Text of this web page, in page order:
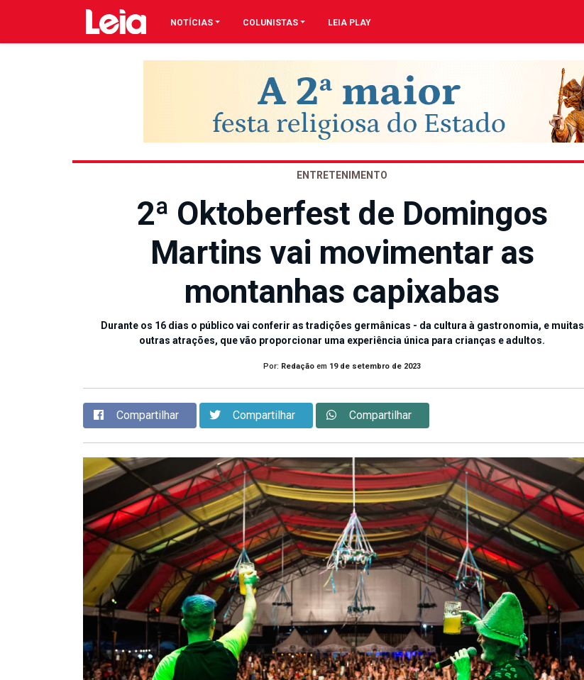
NOTÍCIAS COLUNISTAS LEIA PLAY
ENTRETENIMENTO
2ª Oktoberfest de Domingos
Martins vai movimentar as
montanhas capixabas
Durante os 16 dias o público vai conferir as tradições germânicas - da cultura à gastronomia, e muitas
outras atrações, que vão proporcionar uma experiência única para crianças e adultos.
Por: Redação em 19 de setembro de 2023
Compartilhar Compartilhar Compartilhar